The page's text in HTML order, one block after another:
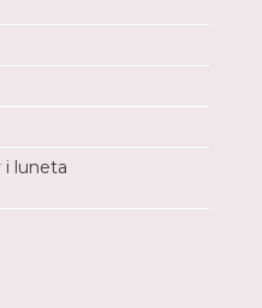
i luneta